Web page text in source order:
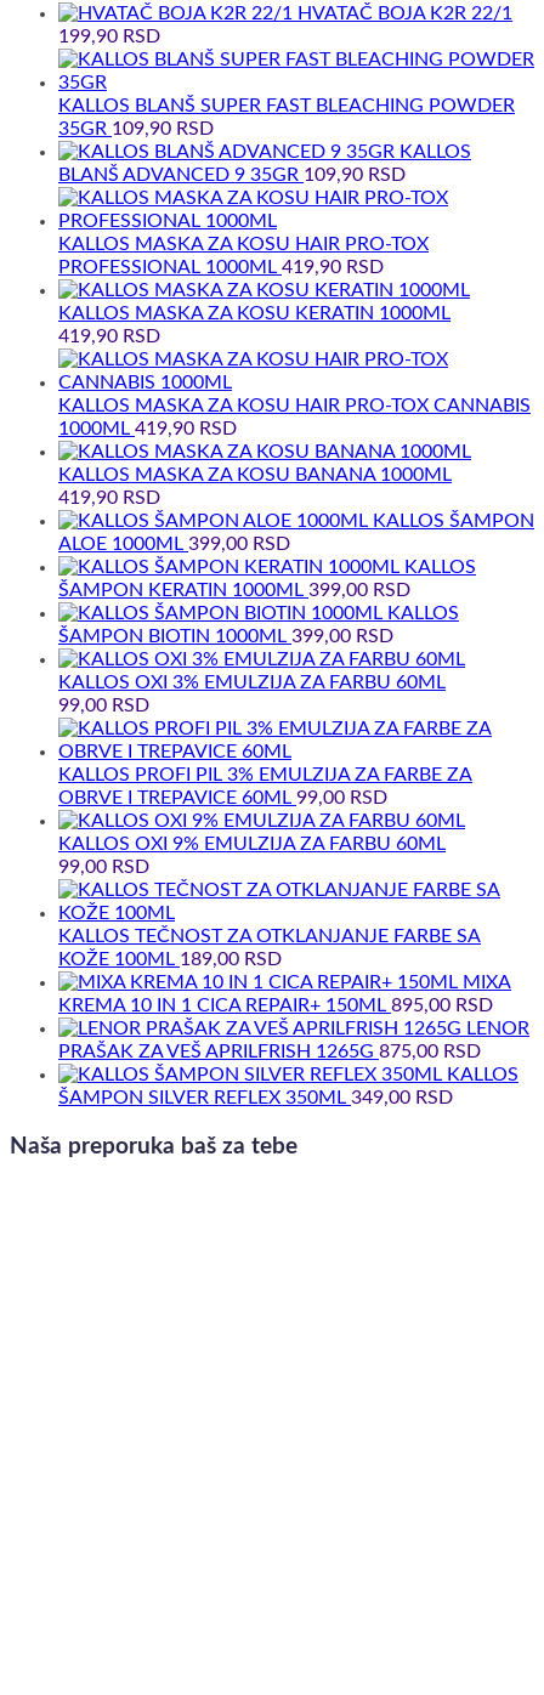
HVATAČ BOJA K2R 22/1
199,90 RSD
KALLOS BLANŠ SUPER FAST BLEACHING POWDER
35GR 109,90 RSD
KALLOS
BLANŠ ADVANCED 9 35GR 109,90 RSD
KALLOS MASKA ZA KOSU HAIR PRO-TOX
PROFESSIONAL 1000ML 419,90 RSD
KALLOS MASKA ZA KOSU KERATIN 1000ML
419,90 RSD
KALLOS MASKA ZA KOSU HAIR PRO-TOX CANNABIS
1000ML 419,90 RSD
KALLOS MASKA ZA KOSU BANANA 1000ML
419,90 RSD
KALLOS ŠAMPON
ALOE 1000ML 399,00 RSD
KALLOS
ŠAMPON KERATIN 1000ML 399,00 RSD
KALLOS
ŠAMPON BIOTIN 1000ML 399,00 RSD
KALLOS OXI 3% EMULZIJA ZA FARBU 60ML
99,00 RSD
KALLOS PROFI PIL 3% EMULZIJA ZA FARBE ZA
OBRVE I TREPAVICE 60ML 99,00 RSD
KALLOS OXI 9% EMULZIJA ZA FARBU 60ML
99,00 RSD
KALLOS TEČNOST ZA OTKLANJANJE FARBE SA
KOŽE 100ML 189,00 RSD
MIXA
KREMA 10 IN 1 CICA REPAIR+ 150ML 895,00 RSD
LENOR
PRAŠAK ZA VEŠ APRILFRISH 1265G 875,00 RSD
KALLOS
ŠAMPON SILVER REFLEX 350ML 349,00 RSD
Naša preporuka baš za tebe